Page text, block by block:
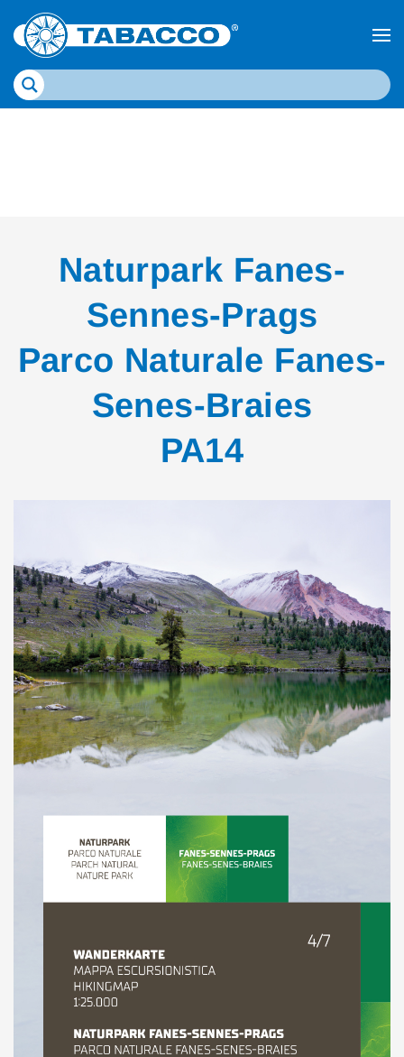
Naturpark Fanes-
Sennes-Prags
Parco Naturale Fanes-
Senes-Braies
PA14